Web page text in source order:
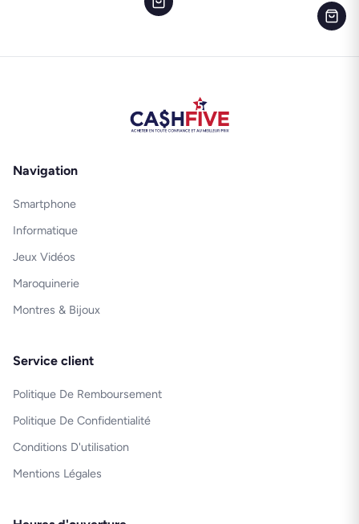
Navigation
Smartphone
Informatique
Jeux Vidéos
Maroquinerie
Montres & Bijoux
Service client
Politique De Remboursement
Politique De Confidentialité
Conditions D'utilisation
Mentions Légales